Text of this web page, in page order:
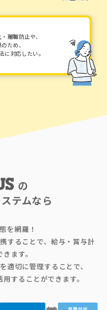
離職防止や、
ため、
に対応したい。
の
テムなら
を網羅！
することで、給与・賞与計
ます。
適切に管理することで、
することができます。